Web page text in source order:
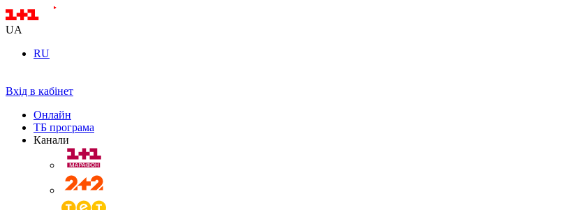
UA
RU
Вхід в кабінет
Онлайн
ТБ програма
Канали